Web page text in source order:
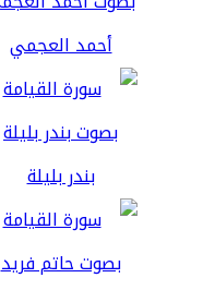
أحمد العجمي
بندر بليلة